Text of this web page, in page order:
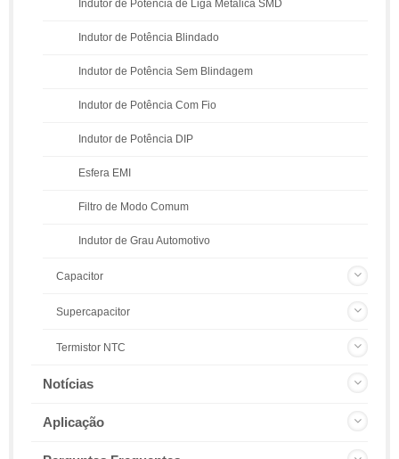
Indutor de Potência de Liga Metálica SMD
Indutor de Potência Blindado
Indutor de Potência Sem Blindagem
Indutor de Potência Com Fio
Indutor de Potência DIP
Esfera EMI
Filtro de Modo Comum
Indutor de Grau Automotivo
Capacitor
Supercapacitor
Termistor NTC
Notícias
Aplicação